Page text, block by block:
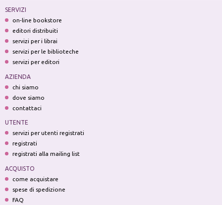
SERVIZI
on-line bookstore
editori distribuiti
servizi per i librai
servizi per le biblioteche
servizi per editori
AZIENDA
chi siamo
dove siamo
contattaci
UTENTE
servizi per utenti registrati
registrati
registrati alla mailing list
ACQUISTO
come acquistare
spese di spedizione
FAQ